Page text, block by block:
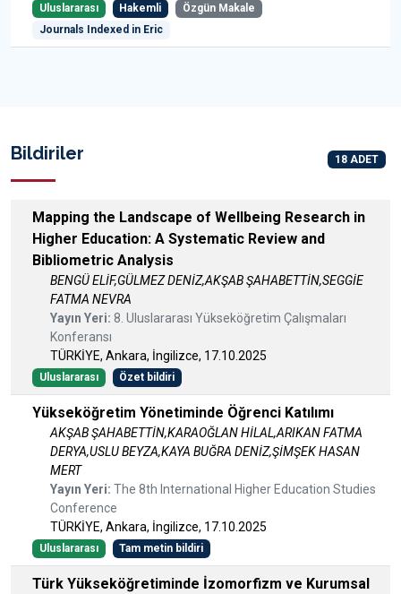
Uluslararası Hakemli
Özgün Makale
Journals Indexed in Eric
Bildiriler 18 ADET
Mapping the Landscape of Wellbeing Research in
Higher Education: A Systematic Review and
Bibliometric Analysis
BENGÜ ELİF,GÜLMEZ DENİZ,AKŞAB ŞAHABETTİN,SEGGİE
FATMA NEVRA
Yayın Yeri: 8. Uluslararası Yükseköğretim Çalışmaları
Konferansı
TÜRKİYE, Ankara, İngilizce, 17.10.2025
Uluslararası Özet bildiri
Yükseköğretim Yönetiminde Öğrenci Katılımı
AKŞAB ŞAHABETTİN,KARAOĞLAN HİLAL,ARIKAN FATMA
DERYA,USLU BEYZA,KAYA BUĞRA DENİZ,ŞİMŞEK HASAN
MERT
Yayın Yeri: The 8th International Higher Education Studies
Conference
TÜRKİYE, Ankara, İngilizce, 17.10.2025
Uluslararası Tam metin bildiri
Türk Yükseköğretiminde İzomorfizm ve Kurumsal